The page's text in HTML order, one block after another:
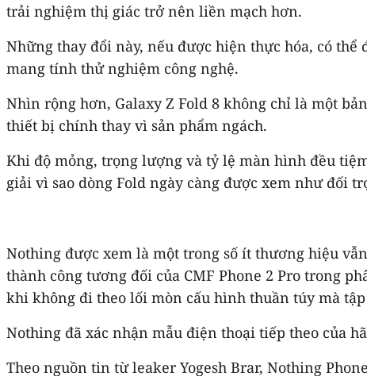
trải nghiệm thị giác trở nên liền mạch hơn.
Những thay đổi này, nếu được hiện thực hóa, có
mang tính thử nghiệm công nghệ.
Nhìn rộng hơn, Galaxy Z Fold 8 không chỉ là một
thiết bị chính thay vì sản phẩm ngách.
Khi độ mỏng, trọng lượng và tỷ lệ màn hình đều
giải vì sao dòng Fold ngày càng được xem như đối
Nothing được xem là một trong số ít thương hiệu
thành công tương đối của CMF Phone 2 Pro trong
khi không đi theo lối mòn cấu hình thuần túy mà
Nothing đã xác nhận mẫu điện thoại tiếp theo của
Theo nguồn tin từ leaker Yogesh Brar, Nothing